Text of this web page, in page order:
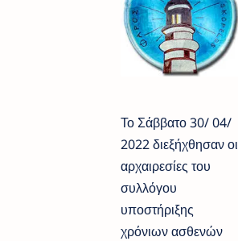
Το Σάββατο 30/ 04/
2022 διεξήχθησαν οι
αρχαιρεσίες του
συλλόγου
υποστήριξης
χρόνιων ασθενών